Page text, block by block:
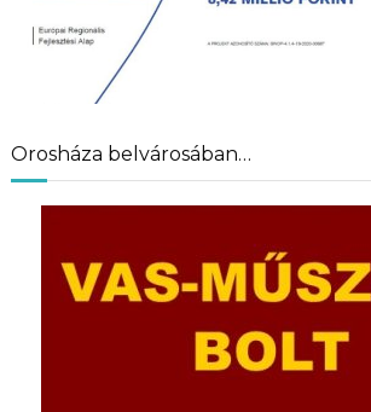
Orosháza belvárosában…